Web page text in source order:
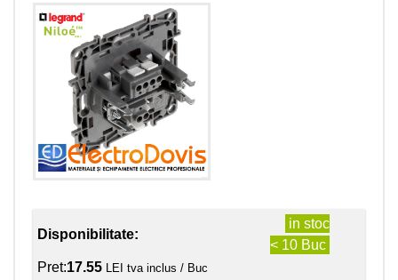
Disponibilitate:
in stoc
< 10 Buc
Pret:17.55 LEI tva inclus / Buc